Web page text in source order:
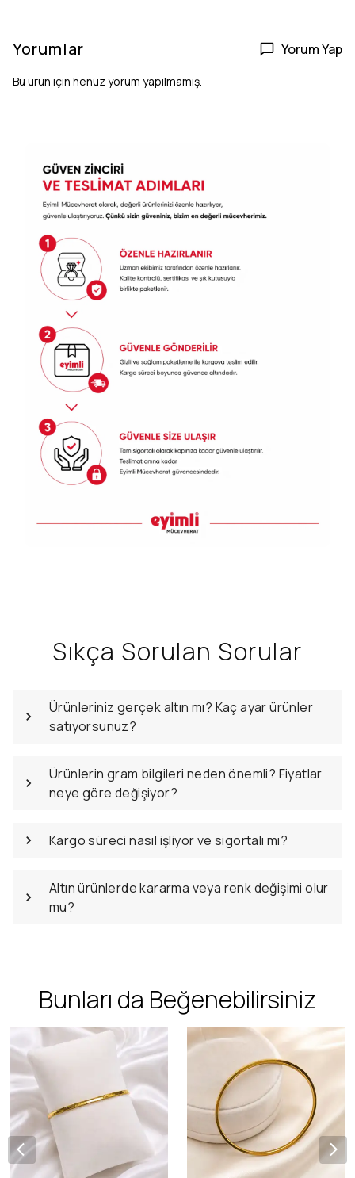
Yorumlar Yorum Yap
Bu ürün için henüz yorum yapılmamış.
Sıkça Sorulan Sorular
Ürünleriniz gerçek altın mı? Kaç ayar ürünler
satıyorsunuz?
Ürünlerin gram bilgileri neden önemli? Fiyatlar
neye göre değişiyor?
Kargo süreci nasıl işliyor ve sigortalı mı?
Altın ürünlerde kararma veya renk değişimi olur
mu?
Bunları da Beğenebilirsiniz